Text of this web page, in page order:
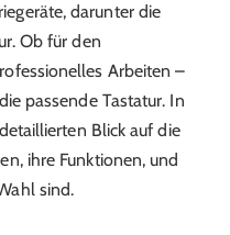
darunter die
Ob für den
Arbeiten –
passende Tastatur. In
Blick auf die
ihre Funktionen, und
sind.